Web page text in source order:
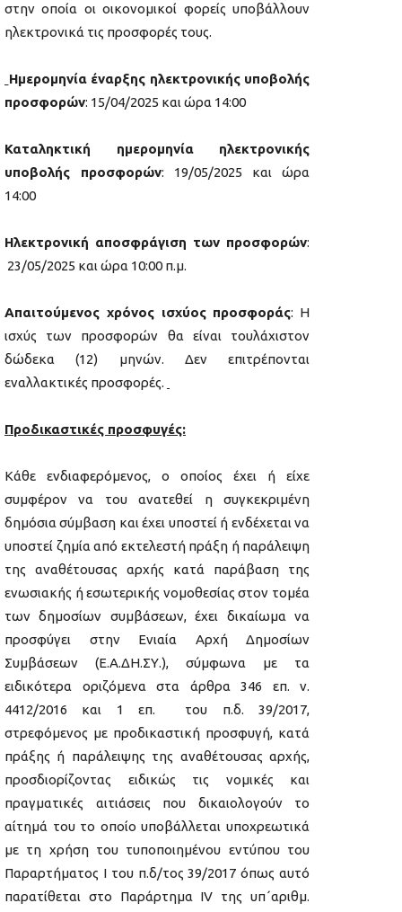
στην οποία οι οικονομικοί φορείς υποβάλλουν
ηλεκτρονικά τις προσφορές τους.
Ημερομηνία έναρξης ηλεκτρονικής υποβολής
προσφορών: 15/04/2025 και ώρα 14:00
Καταληκτική ημερομηνία ηλεκτρονικής
υποβολής προσφορών: 19/05/2025 και ώρα
14:00
Ηλεκτρονική αποσφράγιση των προσφορών:
23/05/2025 και ώρα 10:00 π.μ.
Απαιτούμενος χρόνος ισχύος προσφοράς: Η
ισχύς των προσφορών θα είναι τουλάχιστον
δώδεκα (12) μηνών. Δεν επιτρέπονται
εναλλακτικές προσφορές.
Προδικαστικές προσφυγές:
Κάθε ενδιαφερόμενος, ο οποίος έχει ή είχε
συμφέρον να του ανατεθεί η συγκεκριμένη
δημόσια σύμβαση και έχει υποστεί ή ενδέχεται να
υποστεί ζημία από εκτελεστή πράξη ή παράλειψη
της αναθέτουσας αρχής κατά παράβαση της
ενωσιακής ή εσωτερικής νομοθεσίας στον τομέα
των δημοσίων συμβάσεων, έχει δικαίωμα να
προσφύγει στην Ενιαία Αρχή Δημοσίων
Συμβάσεων (Ε.Α.ΔΗ.ΣΥ.), σύμφωνα με τα
ειδικότερα οριζόμενα στα άρθρα 346 επ. ν.
4412/2016 και 1 επ. του π.δ. 39/2017,
στρεφόμενος με προδικαστική προσφυγή, κατά
πράξης ή παράλειψης της αναθέτουσας αρχής,
προσδιορίζοντας ειδικώς τις νομικές και
πραγματικές αιτιάσεις που δικαιολογούν το
αίτημά του το οποίο υποβάλλεται υποχρεωτικά
με τη χρήση του τυποποιημένου εντύπου του
Παραρτήματος Ι του π.δ/τος 39/2017 όπως αυτό
παρατίθεται στο Παράρτημα ΙV της υπ΄αριθμ.